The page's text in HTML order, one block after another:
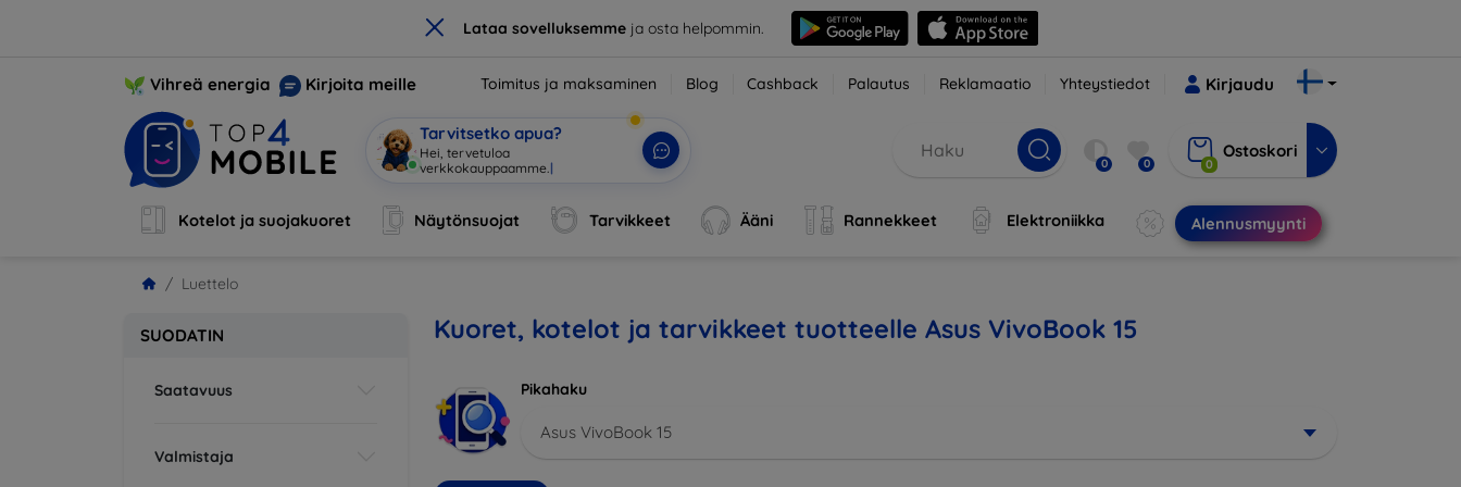
× Lataa sovelluksemmeja osta helpommin.
Vihreä energia Kirjoita meille Toimitus ja maksaminen Blog Cashback Palautus Reklamaatio Yhteystiedot Kirjaudu
Tarvitsetko apua?
Hei, tervetuloa verkk | 0 0 0
Ostoskori
Kotelot ja suojakuoret Näytönsuojat Tarvikkeet Ääni Rannekkeet Elektroniikka Alennusmyynti
Luettelo
SUODATIN
Saatavuus
Valmistaja
Kuoret, kotelot ja tarvikkeet tuotteelle Asus VivoBook 15
Pikahaku
Asus VivoBook 15